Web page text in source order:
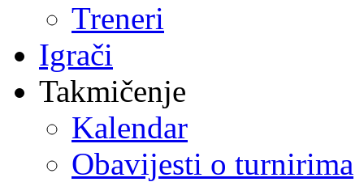
Treneri
Igrači
Takmičenje
Kalendar
Obavijesti o turnirima